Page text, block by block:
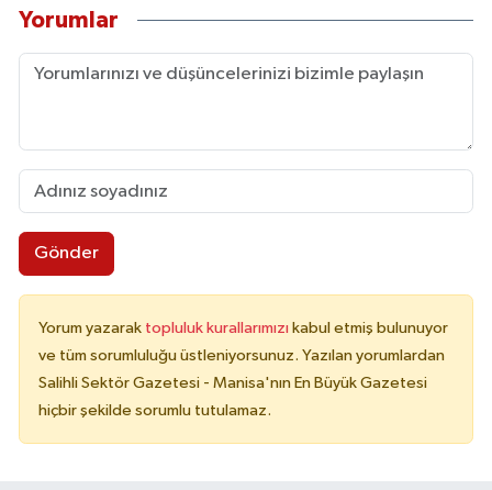
Yorumlar
Gönder
Yorum yazarak topluluk kurallarımızı kabul etmiş bulunuyor
ve tüm sorumluluğu üstleniyorsunuz. Yazılan yorumlardan
Salihli Sektör Gazetesi - Manisa'nın En Büyük Gazetesi
hiçbir şekilde sorumlu tutulamaz.